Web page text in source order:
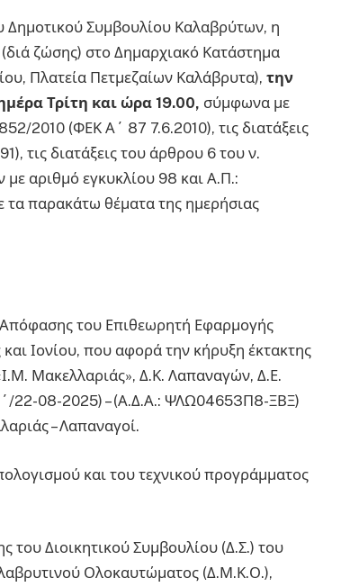
Δημοτικού Συμβουλίου Καλαβρύτων, η
ζώσης) στο Δημαρχιακό Κατάστημα
Πλατεία Πετμεζαίων Καλάβρυτα), την
Τρίτη και ώρα 19.00, σύμφωνα με
2010 (ΦΕΚ Α΄ 87 7.6.2010), τις διατάξεις
τις διατάξεις του άρθρου 6 του ν.
αριθμό εγκυκλίου 98 και Α.Π.:
παρακάτω θέματα της ημερήσιας
του Επιθεωρητή Εφαρμογής
Ιονίου, που αφορά την κήρυξη έκτακτης
Μακελλαριάς», Δ.Κ. Λαπαναγών, Δ.Ε.
22-08-2025) – (Α.Δ.Α.: ΨΛΩ04653Π8-ΞΒΞ)
– Λαπαναγοί.
και του τεχνικού προγράμματος
του Διοικητικού Συμβουλίου (Δ.Σ.) του
Ολοκαυτώματος (Δ.Μ.Κ.Ο.),